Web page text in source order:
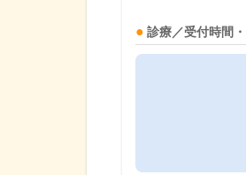
診療／受付時間